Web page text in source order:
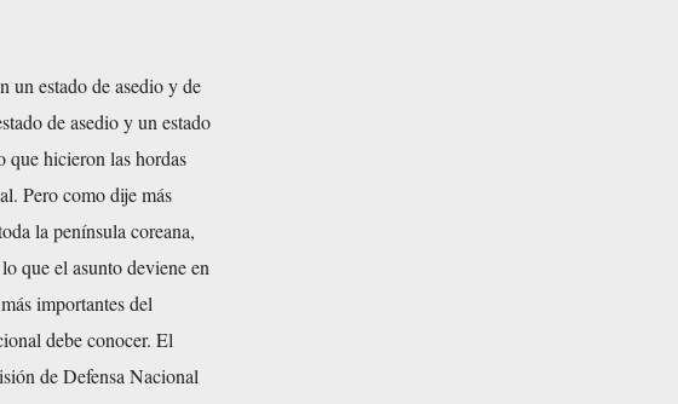
un estado de asedio y de
de asedio y un estado
que hicieron las hordas
Pero como dije más
la península coreana,
que el asunto deviene en
importantes del
debe conocer. El
de Defensa Nacional